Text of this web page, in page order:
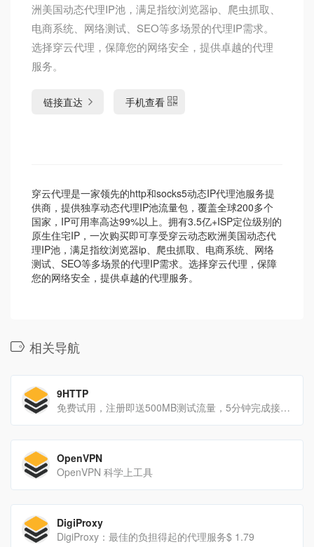
洲美国动态代理IP池，满足指纹浏览器ip、爬虫抓取、
电商系统、网络测试、SEO等多场景的代理IP需求。
选择穿云代理，保障您的网络安全，提供卓越的代理
服务。
链接直达 手机查看
穿云代理是一家领先的http和socks5动态IP代理池服务提
供商，提供独享动态代理IP池流量包，覆盖全球200多个
国家，IP可用率高达99%以上。拥有3.5亿+ISP定位级别的
原生住宅IP，一次购买即可享受穿云动态欧洲美国动态代
理IP池，满足指纹浏览器ip、爬虫抓取、电商系统、网络
测试、SEO等多场景的代理IP需求。选择穿云代理，保障
您的网络安全，提供卓越的代理服务。
相关导航
9HTTP
免费试用，注册即送500MB测试流量，5分钟完成接入。提供动态住宅/长效ISP/ 优质ISP代理，覆盖全球200+国家/地区、8000万+住宅IP，适配爬虫、跨境多账号、SEO监控等场景。
OpenVPN
OpenVPN 科学上工具
DigiProxy
DigiProxy：最佳的负担得起的代理服务$ 1.79